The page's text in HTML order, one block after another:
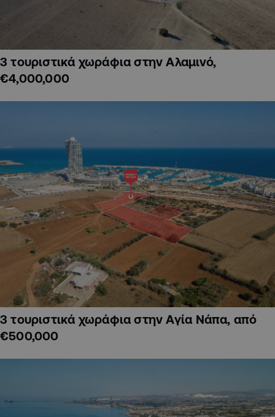
3 τουριστικά χωράφια στην Αλαμινό,
€4,000,000
3 τουριστικά χωράφια στην Αγία Νάπα, από
€500,000